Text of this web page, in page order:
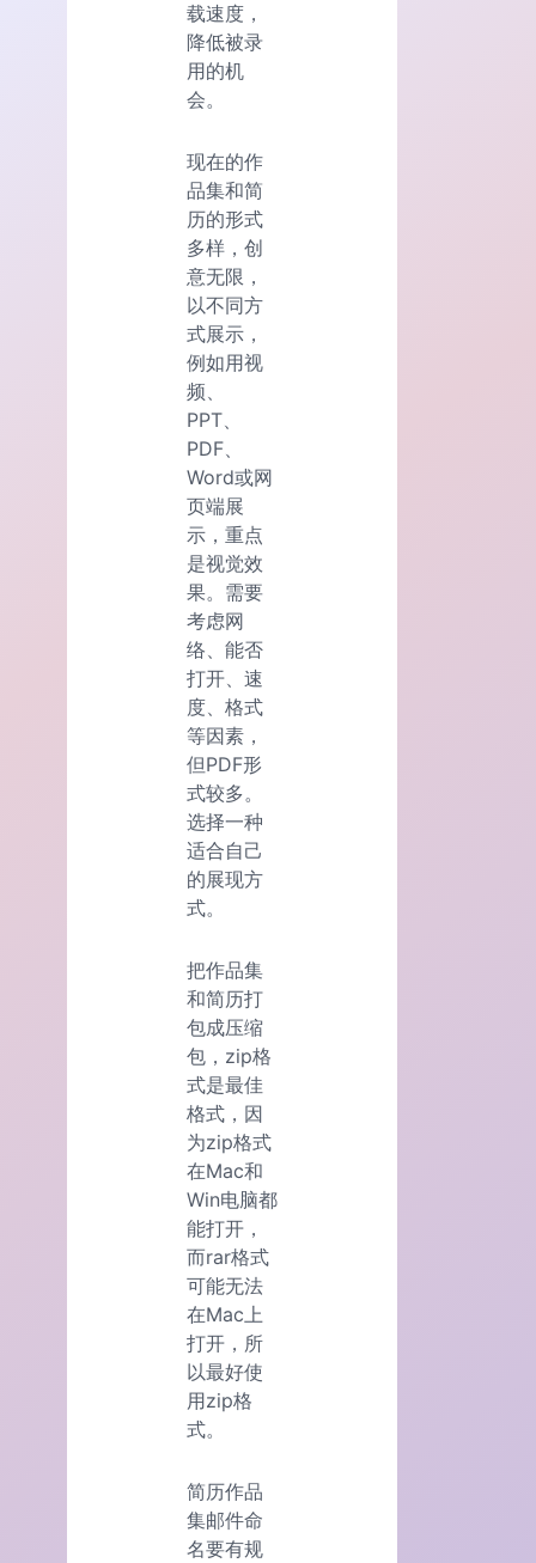
载速度，
降低被录
用的机
会。
现在的作
品集和简
历的形式
多样，创
意无限，
以不同方
式展示，
例如用视
频、
PPT、
PDF、
Word或网
页端展
示，重点
是视觉效
果。需要
考虑网
络、能否
打开、速
度、格式
等因素，
但PDF形
式较多。
选择一种
适合自己
的展现方
式。
把作品集
和简历打
包成压缩
包，zip格
式是最佳
格式，因
为zip格式
在Mac和
Win电脑都
能打开，
而rar格式
可能无法
在Mac上
打开，所
以最好使
用zip格
式。
简历作品
集邮件命
名要有规